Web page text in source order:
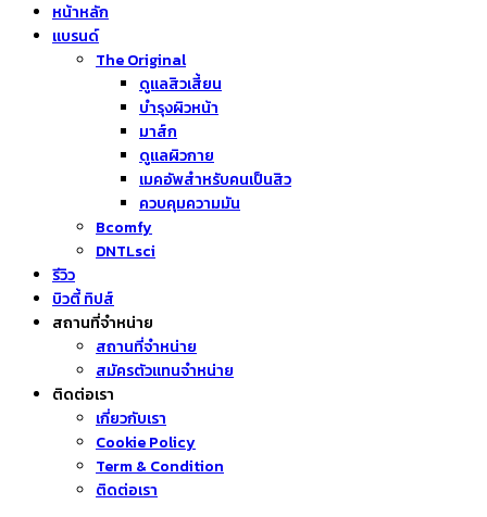
หน้าหลัก
แบรนด์
The Original
ดูแลสิวเสี้ยน
บำรุงผิวหน้า
มาส์ก
ดูแลผิวกาย
เมคอัพสำหรับคนเป็นสิว
ควบคุมความมัน
Bcomfy
DNTLsci
รีวิว
บิวตี้ ทิปส์
สถานที่จำหน่าย
สถานที่จำหน่าย
สมัครตัวแทนจำหน่าย
ติดต่อเรา
เกี่ยวกับเรา
Cookie Policy
Term & Condition
ติดต่อเรา